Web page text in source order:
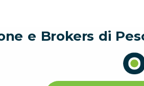
e Brokers di